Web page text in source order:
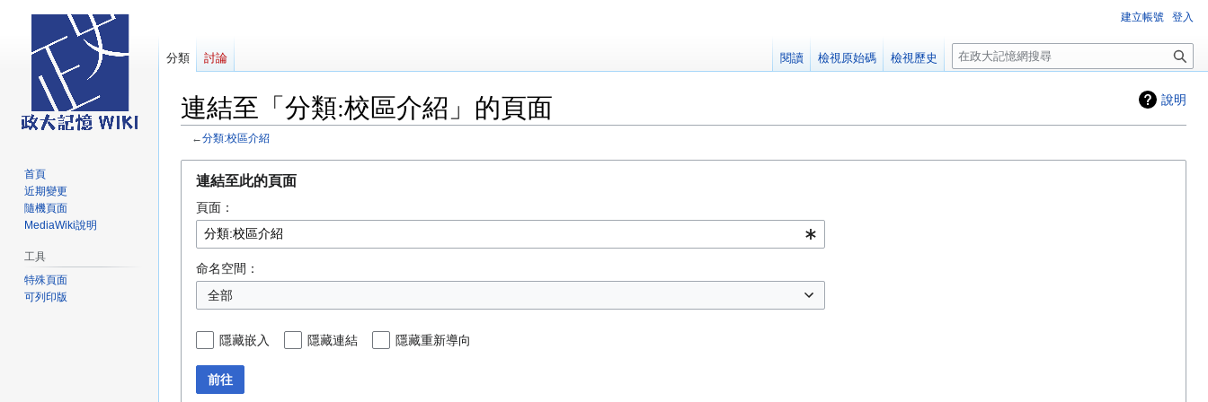
說明
連結至「分類:校區介紹」的頁面
←分類:校區介紹
連結至此的頁面
頁面：
命名空間：
全部
隱藏嵌入 隱藏連結 隱藏重新導向
前往
建立帳號 登入
分類 討論 閱讀 檢視原始碼 檢視歷史
搜
尋
首頁
近期變更
隨機頁面
MediaWiki說明
工具
特殊頁面
可列印版